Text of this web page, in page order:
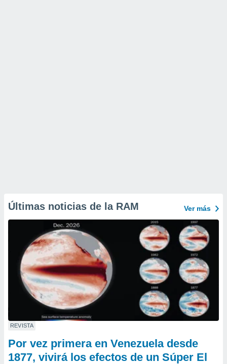
Últimas noticias de la RAM Ver más
REVISTA
Por vez primera en Venezuela desde
1877, vivirá los efectos de un Súper El